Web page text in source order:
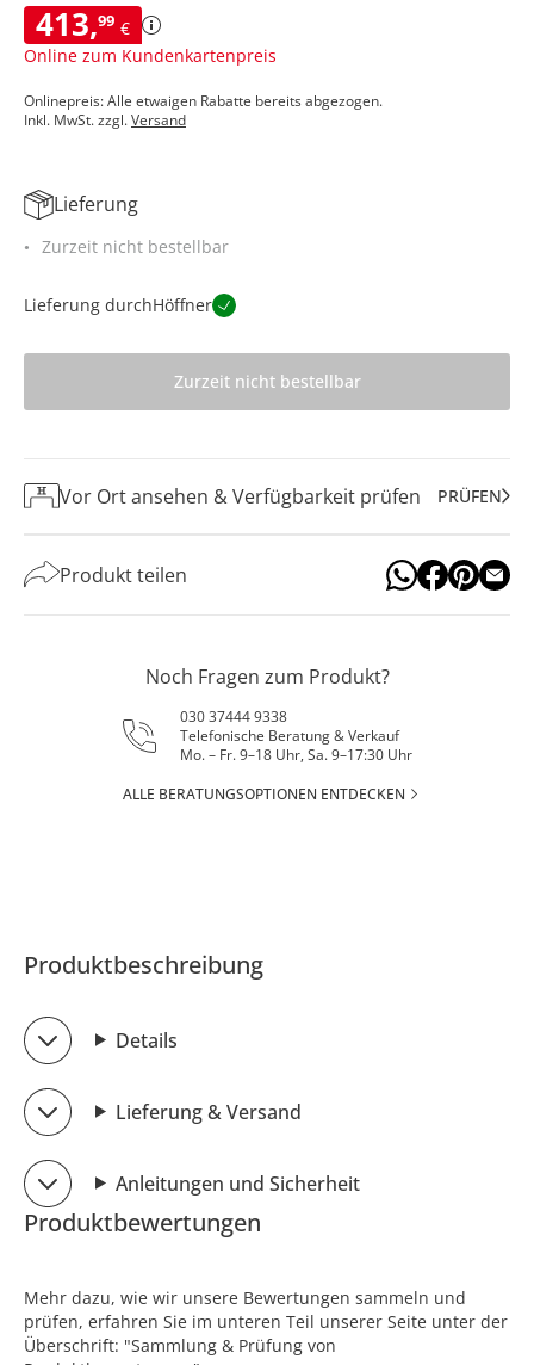
413,99 €
Online zum Kundenkartenpreis
Onlinepreis: Alle etwaigen Rabatte bereits abgezogen.
Inkl. MwSt. zzgl.Versand
Lieferung
Zurzeit nicht bestellbar
Lieferung durchHöffner
Zurzeit nicht bestellbar
Vor Ort ansehen & Verfügbarkeit prüfen PRÜFEN
Produkt teilen
Noch Fragen zum Produkt?
030 37444 9338
Telefonische Beratung & Verkauf
Mo. – Fr. 9–18 Uhr, Sa. 9–17:30 Uhr
ALLE BERATUNGSOPTIONEN ENTDECKEN
Produktbeschreibung
Details
Lieferung & Versand
Anleitungen und Sicherheit
Produktbewertungen
Mehr dazu, wie wir unsere Bewertungen sammeln und
prüfen, erfahren Sie im unteren Teil unserer Seite unter der
Überschrift: "Sammlung & Prüfung von